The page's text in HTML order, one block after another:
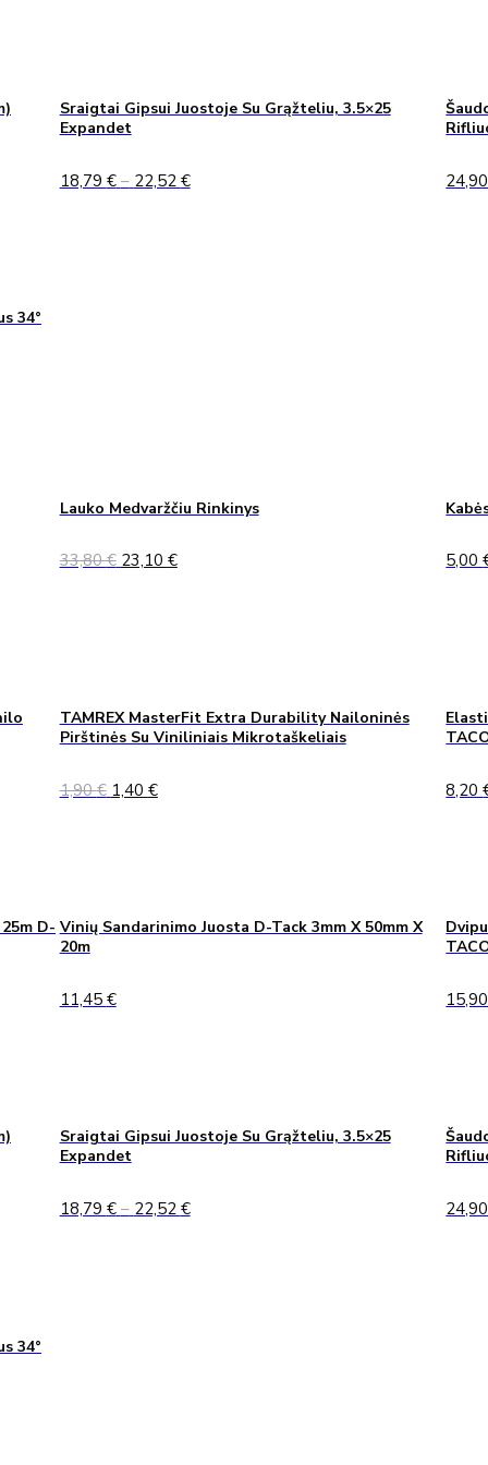
Sraigtai Gipsui Juostoje Su Grąžteliu, 3.5×25
Expandet
18,79 € – 22,52 €Price
34°
Lauko Medvaržčiu Rinkinys
33,80€ Original
23,10 €Current
5,00
TAMREX MasterFit Extra Durability Nailoninės
Pirštinės Su Viniliniais Mikrotaškeliais
1,90€ Original
1,40 €Current
8,20
D- Vinių Sandarinimo Juosta D-Tack 3mm X 50mm X
20m
11,45 €
Sraigtai Gipsui Juostoje Su Grąžteliu, 3.5×25
Expandet
18,79 € – 22,52 €Price
34°